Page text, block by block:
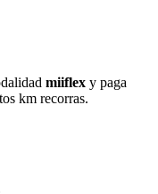
miiflex y paga
km recorras.